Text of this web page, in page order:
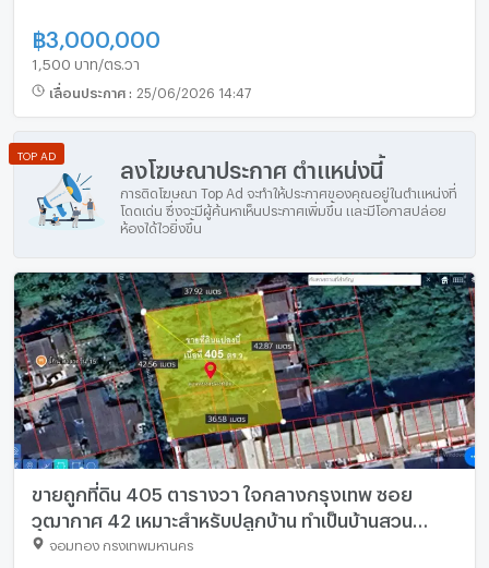
฿3,000,000
1,500 บาท/ตร.วา
เลื่อนประกาศ : 25/06/2026 14:47
ลงโฆษณาประกาศ ตำแหน่งนี้
การติดโฆษณา Top Ad จะทำให้ประกาศของคุณอยู่ในตำแหน่งที่
โดดเด่น ซึ่งจะมีผู้ค้นหาเห็นประกาศเพิ่มขึ้น และมีโอกาสปล่อย
ห้องได้ไวยิ่งขึ้น
TOP AD
ขายถูกที่ดิน 405 ตารางวา ใจกลางกรุงเทพ ซอย
วุฒากาศ 42 เหมาะสำหรับปลูกบ้าน ทำเป็นบ้านสวน
รถยนต์เข้าถึง ใกล้ BTS วุฒากาศ
จอมทอง กรุงเทพมหานคร